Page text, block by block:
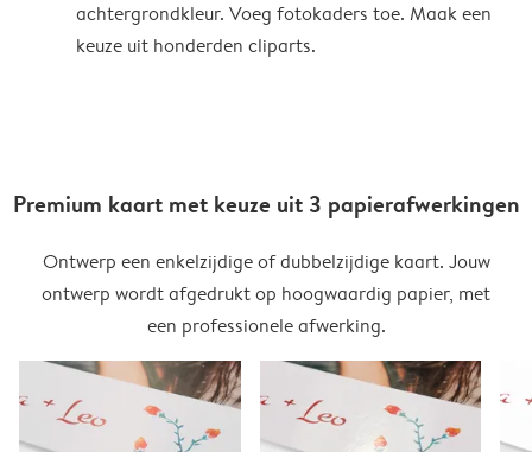
achtergrondkleur. Voeg fotokaders toe. Maak een
keuze uit honderden cliparts.
Premium kaart met keuze uit 3 papierafwerkingen
Ontwerp een enkelzijdige of dubbelzijdige kaart. Jouw
ontwerp wordt afgedrukt op hoogwaardig papier, met
een professionele afwerking.